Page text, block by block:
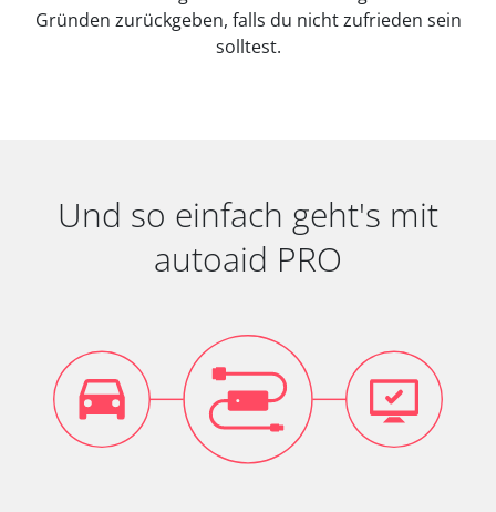
Gründen zurückgeben, falls du nicht zufrieden sein
solltest.
Und so einfach geht's mit
autoaid PRO